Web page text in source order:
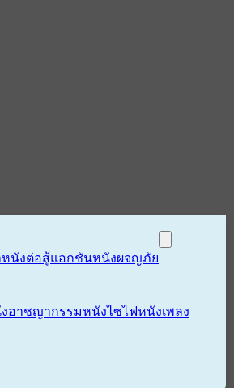
หนังต่อสู้แอกชันหนังผจญภัย
อาชญากรรมหนังไซไฟหนังเพลง